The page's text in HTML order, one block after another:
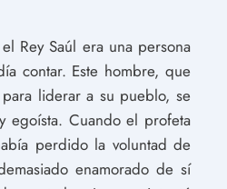
Rey Saúl era una persona
contar. Este hombre, que
liderar a su pueblo, se
egoísta. Cuando el profeta
perdido la voluntad de
enamorado de sí